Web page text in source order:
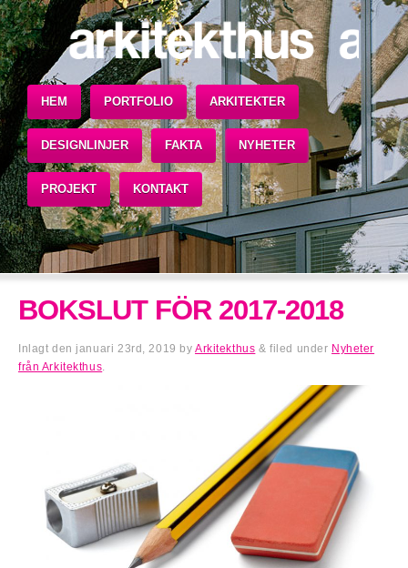
HEM PORTFOLIO ARKITEKTER
DESIGNLINJER FAKTA NYHETER
PROJEKT KONTAKT
BOKSLUT FÖR 2017-2018
Inlagt den januari 23rd, 2019 byArkitekthus & filed under Nyheter
från Arkitekthus